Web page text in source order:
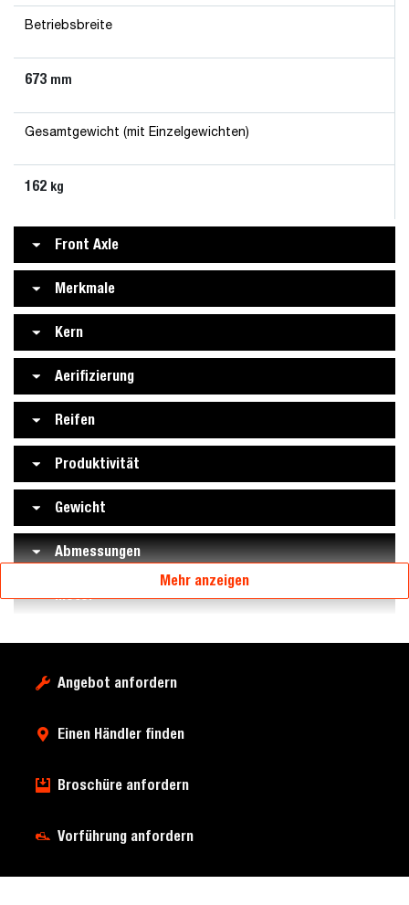
Betriebsbreite
673 mm
Gesamtgewicht (mit Einzelgewichten)
162 kg
Front Axle
Merkmale
Kern
Aerifizierung
Reifen
Produktivität
Gewicht
Abmessungen
Motor
Mehr anzeigen
Angebot anfordern
Einen Händler finden
Broschüre anfordern
Vorführung anfordern